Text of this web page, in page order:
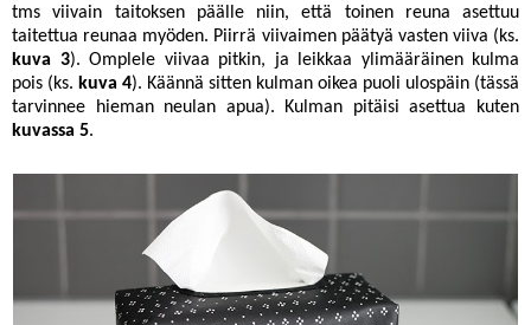
tms viivain taitoksen päälle niin, että toinen reuna asettuu
taitettua reunaa myöden. Piirrä viivaimen päätyä vasten viiva (ks.
kuva 3). Omplele viivaa pitkin, ja leikkaa ylimääräinen kulma
pois (ks. kuva 4). Käännä sitten kulman oikea puoli ulospäin (tässä
tarvinnee hieman neulan apua). Kulman pitäisi asettua kuten
kuvassa 5.